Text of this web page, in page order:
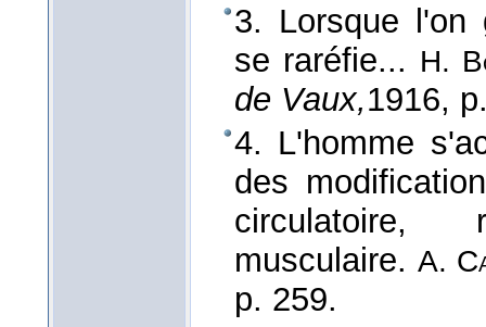
3. Lorsque l'on
se raréfie... H.
de Vaux,1916,
4. L'homme
des
circulatoire,
musculaire.A.
p. 259.